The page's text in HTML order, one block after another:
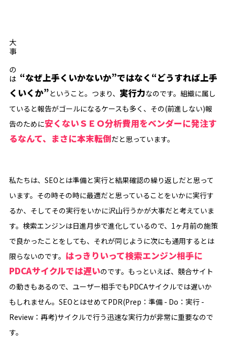
大事なのは “なぜ上手くいかないか”ではなく“どうすれば上手
くいくか”ということ。つまり、 実行力なのです。組織に属し
ていると報告がゴールになるケースも多く、その(前進しない)報
告のために安くないＳＥＯ分析費用をベンダーに発注す
るなんて、まさに本末転倒だと思っています。
私たちは、SEOとは準備と実行と結果確認の繰り返しだと思って
います。その時その時に最適だと思っていることをいかに実行す
るか、そしてその実行をいかに沢山行うかが大事だと考えていま
す。検索エンジンは日進月歩で進化しているので、1ヶ月前の施策
で良かったことをしても、それが同じように次にも通用するとは
限らないのです。 はっきりいって検索エンジン相手に
PDCAサイクルでは遅いのです。もっといえば、競合サイト
の動きもあるので、ユーザー相手でもPDCAサイクルでは遅いか
もしれません。SEOとはせめてPDR(Prep：準備 - Do：実行 -
Review：再考)サイクルで行う迅速な実行力が非常に重要なので
す。